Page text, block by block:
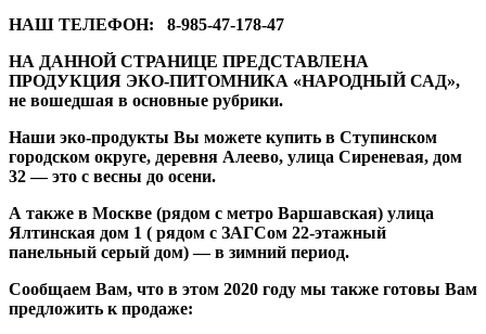
НАШ ТЕЛЕФОН: 8-985-47-178-47
НА ДАННОЙ СТРАНИЦЕ ПРЕДСТАВЛЕНА
ПРОДУКЦИЯ ЭКО-ПИТОМНИКА «НАРОДНЫЙ САД»,
не вошедшая в основные рубрики.
Наши эко-продукты Вы можете купить в Ступинском
городском округе, деревня Алеево, улица Сиреневая, дом
32 — это с весны до осени.
А также в Москве (рядом с метро Варшавская) улица
Ялтинская дом 1 ( рядом с ЗАГСом 22-этажный
панельный серый дом) — в зимний период.
Сообщаем Вам, что в этом 2020 году мы также готовы Вам
предложить к продаже: